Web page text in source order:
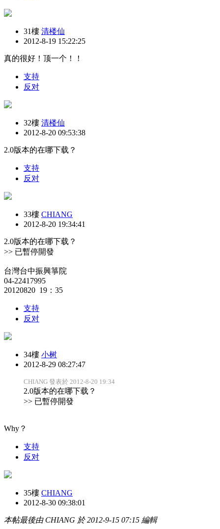
31樓 清楼仙
2012-8-19 15:22:25
真的很好！顶一个！！
支持
反对
32樓 清楼仙
2012-8-20 09:53:38
2.0版本的在哪下载？
支持
反对
33樓 CHIANG
2012-8-20 19:34:41
2.0版本的在哪下载？
>> 已暫停開發
台灣台中振興箏院
04-22417995
20120820 19：35
支持
反对
34樓 小树
2012-8-29 08:27:47
CHIANG 發表於 2012-8-20 19:34
2.0版本的在哪下载？
>> 已暫停開發
Why？
支持
反对
35樓 CHIANG
2012-8-30 09:38:01
本帖最後由 CHIANG 於 2012-9-15 07:15 編輯